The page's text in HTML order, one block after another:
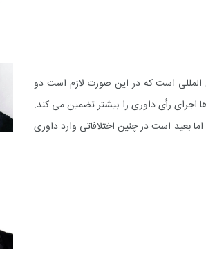
المللی است که در این صورت لازم است دو
اجرای رأی داوری را بیشتر تضمین می کند.
اما بعید است در چنین اختلافاتی وارد داوری